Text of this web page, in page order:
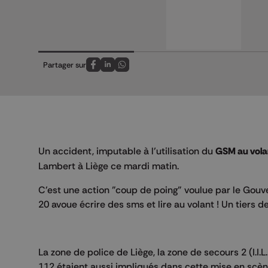
Partager sur
Partagez sur FaceBook
Partagez sur LinkedIn
Partagez sur Whatsapp
Un accident, imputable à l’utilisation du GSM au
Lambert à Liège ce mardi matin.
C'est une action "coup de poing" voulue par le
20 avoue écrire des sms et lire au volant ! Un tiers
La zone de police de Liège, la zone de secours 2